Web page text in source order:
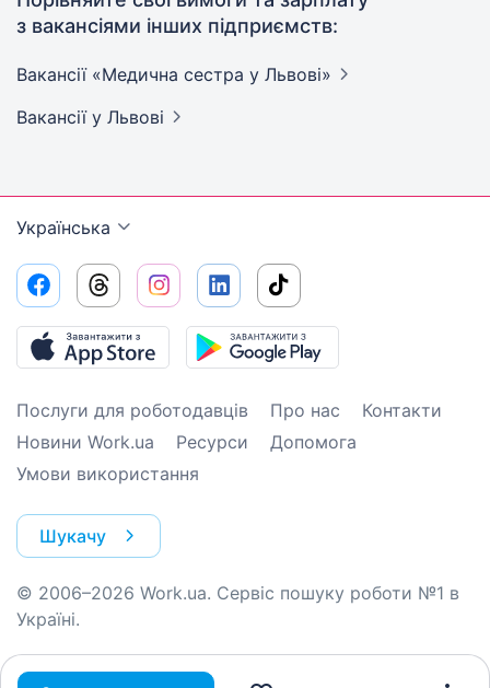
з вакансіями інших підприємств:
Вакансії «Медична сестра у Львові»
Вакансії у Львові
Українська
Послуги для роботодавців Про нас
Контакти
Новини Work.ua
Ресурси
Допомога
Умови використання
Шукачу
© 2006–2026 Work.ua. Сервіс пошуку роботи №1 в
Україні.